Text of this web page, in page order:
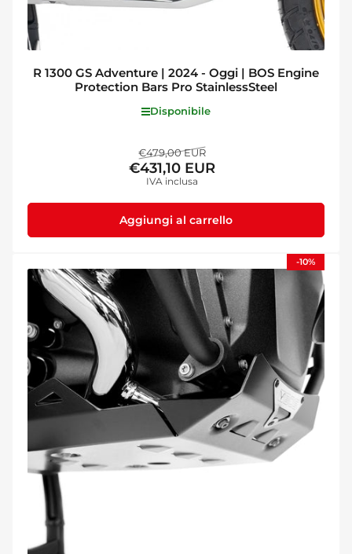
R 1300 GS Adventure | 2024 - Oggi | BOS Engine
Protection Bars Pro StainlessSteel
Disponibile
Prezzo
standard
€479,00 EURPrezzo
di
€431,10 EUR
IVA inclusa
Aggiungi al carrello
-10%